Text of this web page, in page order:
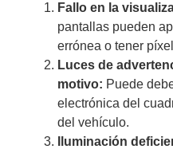
Fallo en la
pantallas pueden
errónea o tener
Luces de
motivo: Puede
electrónica del
del vehículo.
Iluminación